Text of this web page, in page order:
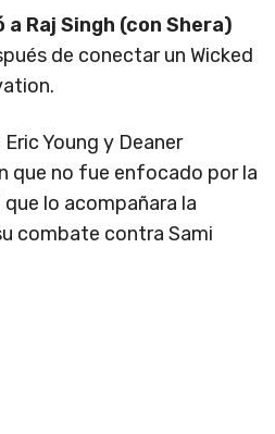
Raj Singh (con Shera)
de conectar un Wicked
Young y Deaner
que no fue enfocado por la
lo acompañara la
combate contra Sami